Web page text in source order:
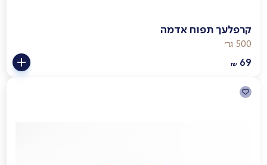
קרפלעך תפוח אדמה
500 גר׳
₪ 69